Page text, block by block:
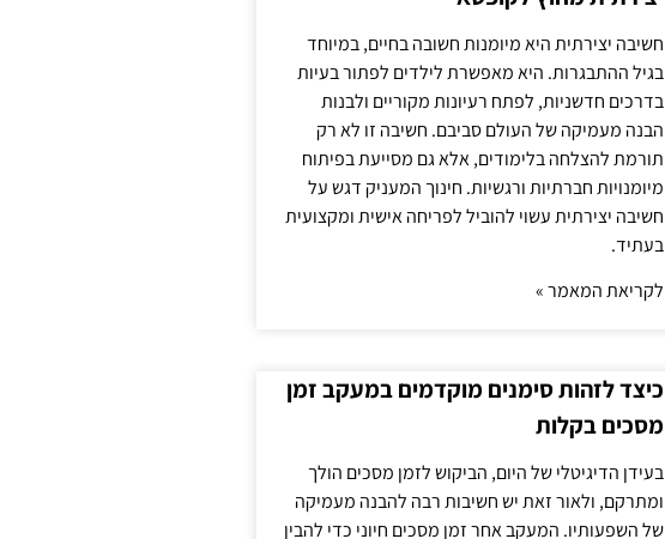
חשיבה יצירתית היא מיומנות חשובה בחיים, במיוחד
בגיל ההתבגרות. היא מאפשרת לילדים לפתור בעיות
בדרכים חדשניות, לפתח רעיונות מקוריים ולבנות
הבנה מעמיקה של העולם סביבם. חשיבה זו לא רק
תורמת להצלחה בלימודים, אלא גם מסייעת בפיתוח
מיומנויות חברתיות ורגשיות. חינוך המעניק דגש על
חשיבה יצירתית עשוי להוביל לפריחה אישית ומקצועית
בעתיד.
לקריאת המאמר »
כיצד לזהות סימנים מוקדמים במעקב זמן
מסכים בקלות
בעידן הדיגיטלי של היום, הביקוש לזמן מסכים הולך
ומתרקם, ולאור זאת יש חשיבות רבה להבנה מעמיקה
של השפעותיו. המעקב אחר זמן מסכים חיוני כדי להבין